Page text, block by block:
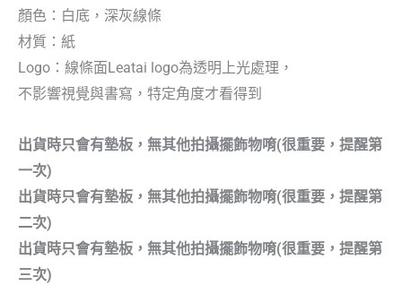
顏色：白底，深灰線條
材質：紙
Logo：線條面Leatai logo為透明上光處理，
不影響視覺與書寫，特定角度才看得到
出貨時只會有墊板，無其他拍攝擺飾物唷(很重要，提醒第
一次)
出貨時只會有墊板，無其他拍攝擺飾物唷(很重要，提醒第
二次)
出貨時只會有墊板，無其他拍攝擺飾物唷(很重要，提醒第
三次)